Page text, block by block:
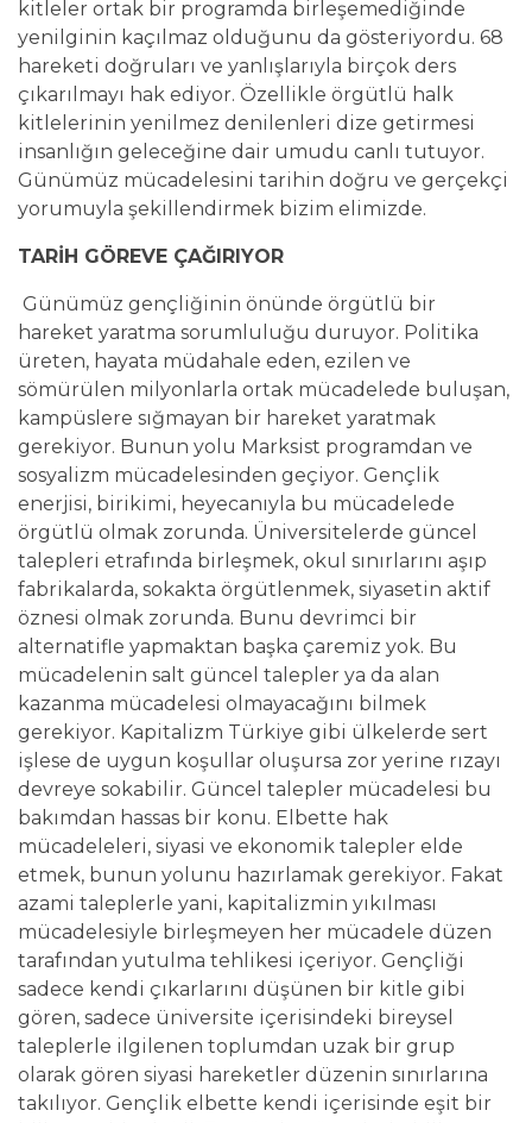
kitleler ortak bir programda birleşemediğinde
yenilginin kaçılmaz olduğunu da gösteriyordu. 68
hareketi doğruları ve yanlışlarıyla birçok ders
çıkarılmayı hak ediyor. Özellikle örgütlü halk
kitlelerinin yenilmez denilenleri dize getirmesi
insanlığın geleceğine dair umudu canlı tutuyor.
Günümüz mücadelesini tarihin doğru ve gerçekçi
yorumuyla şekillendirmek bizim elimizde.
TARİH GÖREVE ÇAĞIRIYOR
Günümüz gençliğinin önünde örgütlü bir
hareket yaratma sorumluluğu duruyor. Politika
üreten, hayata müdahale eden, ezilen ve
sömürülen milyonlarla ortak mücadelede buluşan,
kampüslere sığmayan bir hareket yaratmak
gerekiyor. Bunun yolu Marksist programdan ve
sosyalizm mücadelesinden geçiyor. Gençlik
enerjisi, birikimi, heyecanıyla bu mücadelede
örgütlü olmak zorunda. Üniversitelerde güncel
talepleri etrafında birleşmek, okul sınırlarını aşıp
fabrikalarda, sokakta örgütlenmek, siyasetin aktif
öznesi olmak zorunda. Bunu devrimci bir
alternatifle yapmaktan başka çaremiz yok. Bu
mücadelenin salt güncel talepler ya da alan
kazanma mücadelesi olmayacağını bilmek
gerekiyor. Kapitalizm Türkiye gibi ülkelerde sert
işlese de uygun koşullar oluşursa zor yerine rızayı
devreye sokabilir. Güncel talepler mücadelesi bu
bakımdan hassas bir konu. Elbette hak
mücadeleleri, siyasi ve ekonomik talepler elde
etmek, bunun yolunu hazırlamak gerekiyor. Fakat
azami taleplerle yani, kapitalizmin yıkılması
mücadelesiyle birleşmeyen her mücadele düzen
tarafından yutulma tehlikesi içeriyor. Gençliği
sadece kendi çıkarlarını düşünen bir kitle gibi
gören, sadece üniversite içerisindeki bireysel
taleplerle ilgilenen toplumdan uzak bir grup
olarak gören siyasi hareketler düzenin sınırlarına
takılıyor. Gençlik elbette kendi içerisinde eşit bir